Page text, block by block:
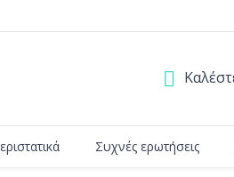
Συχνές ερωτήσεις